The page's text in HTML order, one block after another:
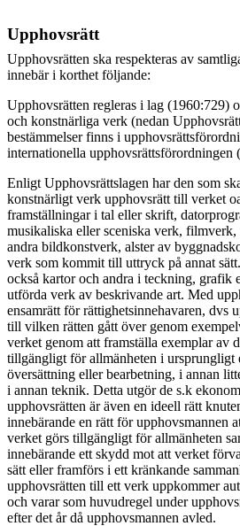
Upphovsrätt
Upphovsrätten ska respekteras av
innebär i korthet följande:
Upphovsrätten regleras i lag (1960:729)
och konstnärliga verk (nedan
bestämmelser finns i
internationella upphovsrättsförordningen
Enligt Upphovsrättslagen har den som
konstnärligt verk upphovsrätt till verket
framställningar i tal eller skrift,
musikaliska eller sceniska verk,
andra bildkonstverk, alster av
verk som kommit till uttryck på annat
också kartor och andra i teckning, grafik
utförda verk av beskrivande art. Med
ensamrätt för rättighetsinnehavaren, dvs
till vilken rätten gått över genom
verket genom att framställa exemplar av
tillgängligt för allmänheten i ursprungligt
översättning eller bearbetning, i annan
i annan teknik. Detta utgör de s.k
upphovsrätten är även en ideell rätt
innebärande en rätt för upphovsmannen
verket görs tillgängligt för allmänheten
innebärande ett skydd mot att verket
sätt eller framförs i ett kränkande
upphovsrätten till ett verk uppkommer
och varar som huvudregel under
efter det år då upphovsmannen avled.